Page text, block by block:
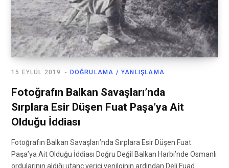
DOĞRULAMA / YANLIŞLAMA
15 EYLÜL 2019
Fotoğrafın Balkan Savaşları’nda
Sırplara Esir Düşen Fuat Paşa’ya Ait
Olduğu İddiası
Fotoğrafın Balkan Savaşları’nda Sırplara Esir Düşen Fuat
Paşa’ya Ait Olduğu İddiası Doğru Değil Balkan Harbi’nde Osmanlı
ordularının aldığı utanç verici yenilginin ardından Deli Fuad